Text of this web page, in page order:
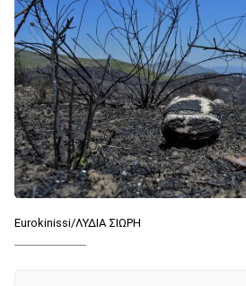
Eurokinissi/ΛΥΔΙΑ ΣΙΩΡΗ